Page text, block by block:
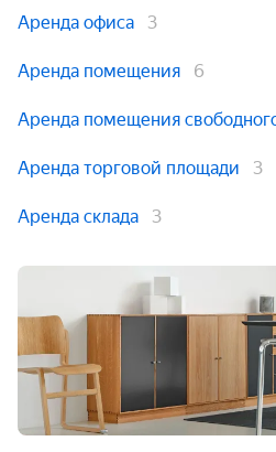
Аренда офиса 3
Аренда помещения 6
Аренда помещения
Аренда торговой площади 3
Аренда склада 3